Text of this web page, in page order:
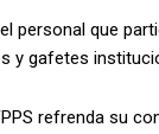
personal que
y gafetes
refrenda su